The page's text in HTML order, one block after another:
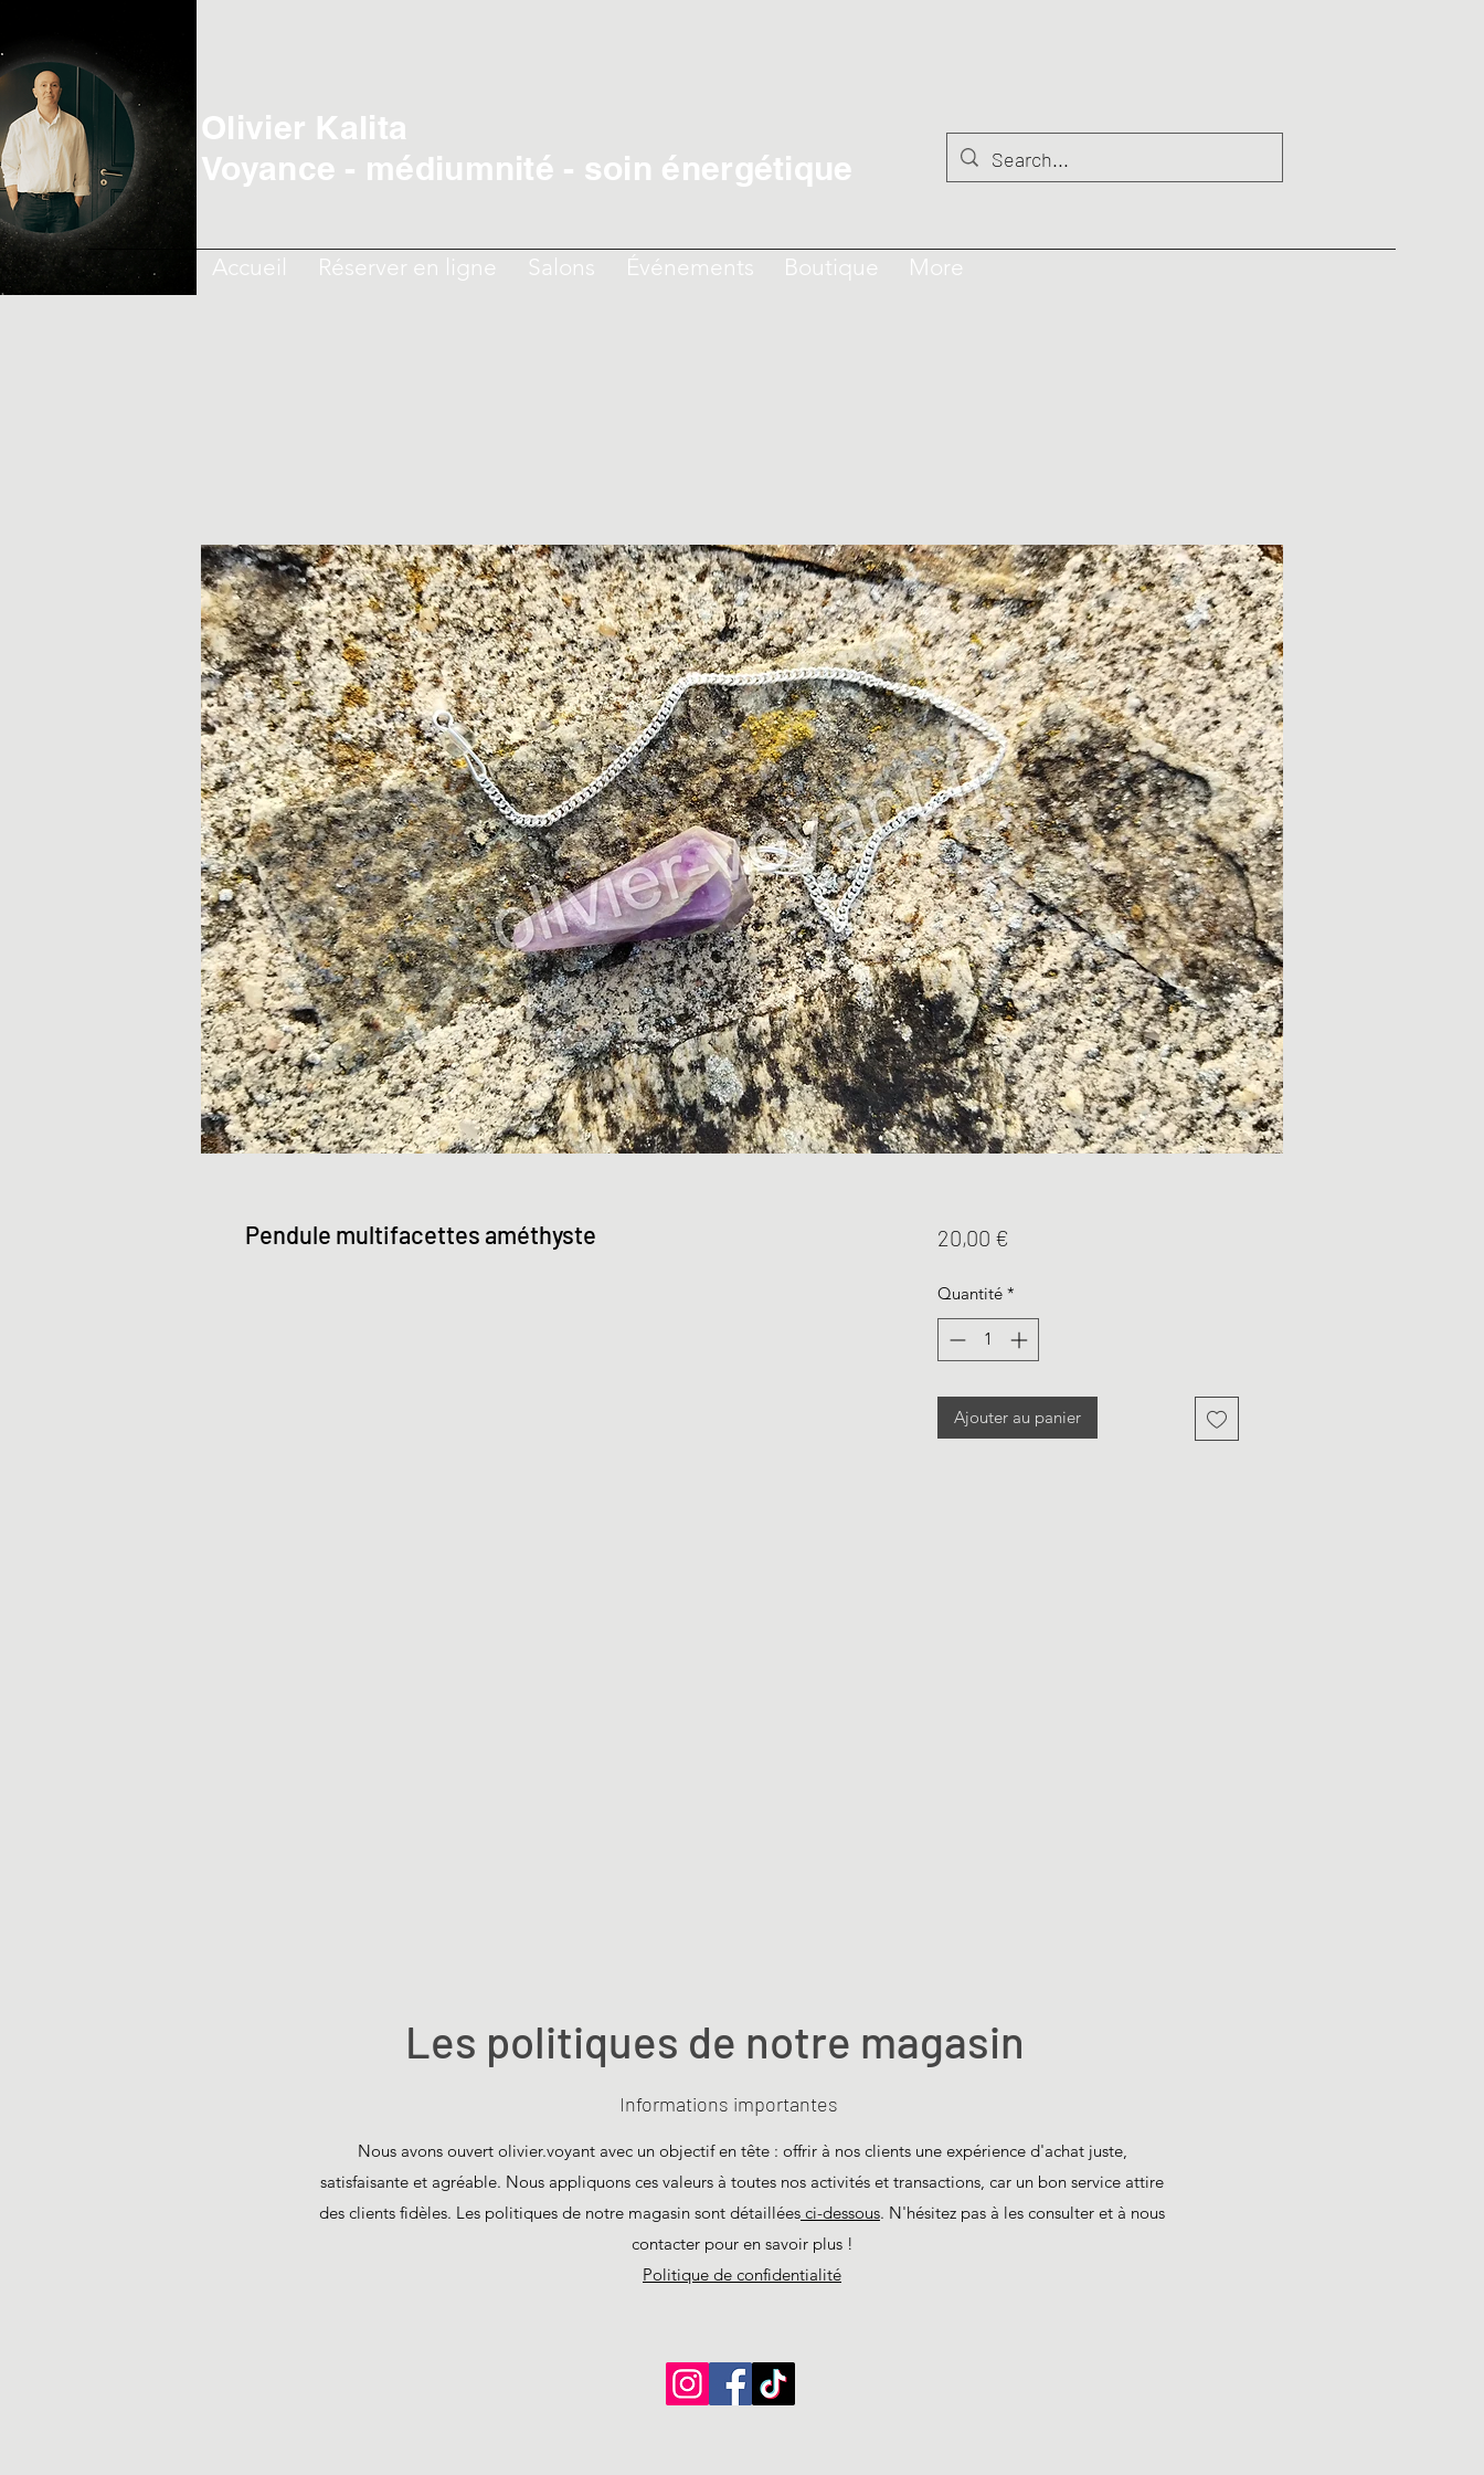
Olivier Kalita
Voyance - médiumnité - soin énergétique
Accueil Réserver en ligne Salons Événements Boutique More
Pendule multifacettes améthyste 20,00 €
Quantité *
Ajouter au panier
Les politiques de notre magasin
Informations importantes
Nous avons ouvert olivier.voyant avec un objectif en tête : offrir à nos clients une expérience d'achat juste,
satisfaisante et agréable. Nous appliquons ces valeurs à toutes nos activités et transactions, car un bon service attire
des clients fidèles. Les politiques de notre magasin sont détaillées ci-dessous. N'hésitez pas à les consulter et à nous
contacter pour en savoir plus !
Politique de confidentialité